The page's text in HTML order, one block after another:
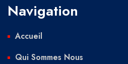
Navigation
Accueil
Qui Sommes Nous